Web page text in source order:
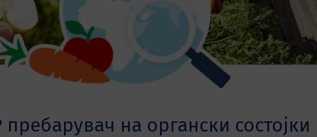
пребарувач на органски состојки